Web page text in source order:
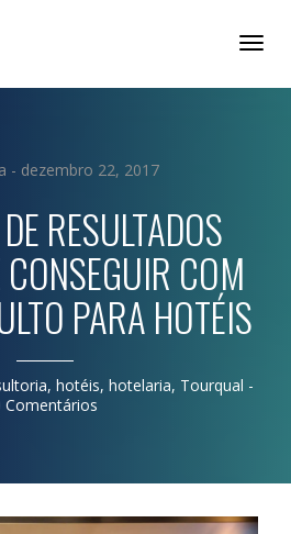
- dezembro 22, 2017
RESULTADOS
COM
PARA HOTÉIS
, hotéis, hotelaria, Tourqual -
Comentários